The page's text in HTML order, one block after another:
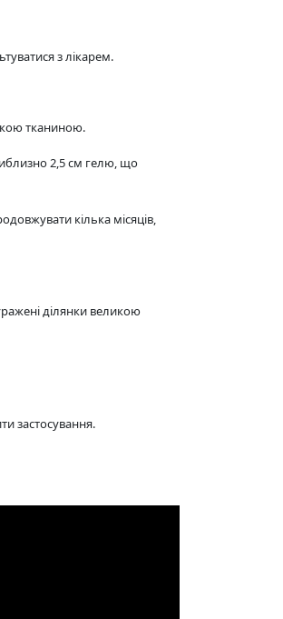
з лікарем.
тканиною.
2,5 см гелю, що
кілька місяців,
ділянки великою
застосування.